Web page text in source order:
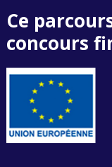
Ce
concours